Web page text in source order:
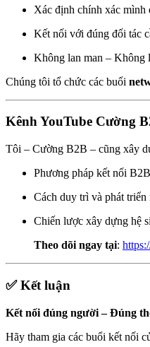
Xác định chính xác mình
Kết nối với đúng đối tác
Không lan man – Không
Chúng tôi tổ chức các buổi
Kênh YouTube Cường
Tôi – Cường B2B – cũng xây
Phương pháp kết nối
Cách duy trì và phát triển
Chiến lược xây dựng hệ
Theo dõi ngay tại:
✅ Kết luận
Kết nối đúng người – Đúng
Hãy tham gia các buổi kết nối